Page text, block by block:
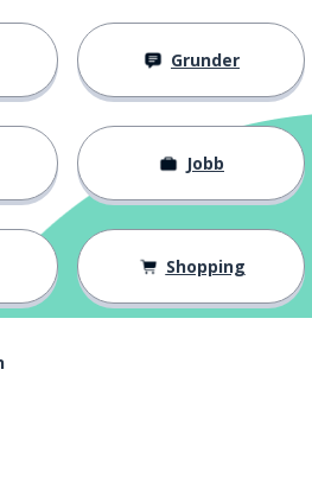
Grunder
Jobb
Shopping